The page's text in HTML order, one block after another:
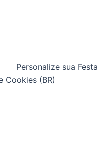
Personalize sua Festa
Cookies (BR)